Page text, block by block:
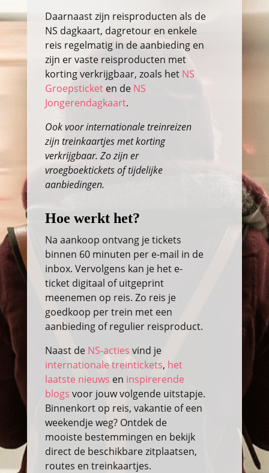
Daarnaast zijn reisproducten als de
NS dagkaart, dagretour en enkele
reis regelmatig in de aanbieding en
zijn er vaste reisproducten met
korting verkrijgbaar, zoals het NS
Groepsticketen de NS
Jongerendagkaart.
Ook voor internationale treinreizen
zijn treinkaartjes met korting
verkrijgbaar. Zo zijn er
vroegboektickets of tijdelijke
aanbiedingen.
Hoe werkt het?
Na aankoop ontvang je tickets
binnen 60 minuten per e-mail in de
inbox. Vervolgens kan je het e-
ticket digitaal of uitgeprint
meenemen op reis. Zo reis je
goedkoop per trein met een
aanbieding of regulier reisproduct.
Naast de NS-acties vind je
internationale treintickets, het
laatste nieuws en inspirerende
blogs voor jouw volgende uitstapje.
Binnenkort op reis, vakantie of een
weekendje weg? Ontdek de
mooiste bestemmingen en bekijk
direct de beschikbare zitplaatsen,
routes en treinkaartjes.